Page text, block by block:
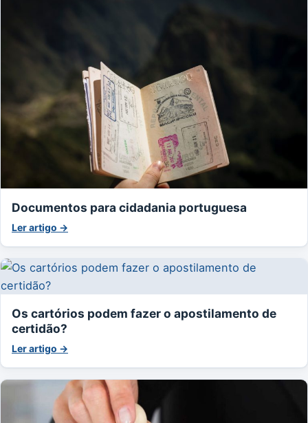
Documentos para cidadania portuguesa
Ler artigo →
Os cartórios podem fazer o apostilamento de
certidão?
Ler artigo →